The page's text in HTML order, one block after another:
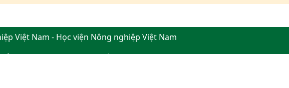
Việt Nam - Học viện Nông nghiệp Việt Nam
xã Gia Lâm, thành phố Hà Nội